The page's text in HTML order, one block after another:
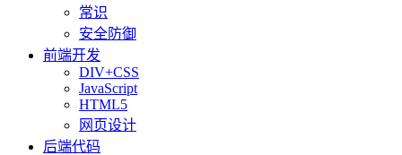
常识
安全防御
前端开发
DIV+CSS
JavaScript
HTML5
网页设计
后端代码